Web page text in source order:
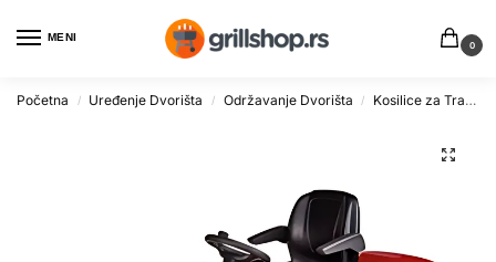
MENI
0
Početna / Uređenje Dvorišta / Održavanje Dvorišta / Kosilice za Travu